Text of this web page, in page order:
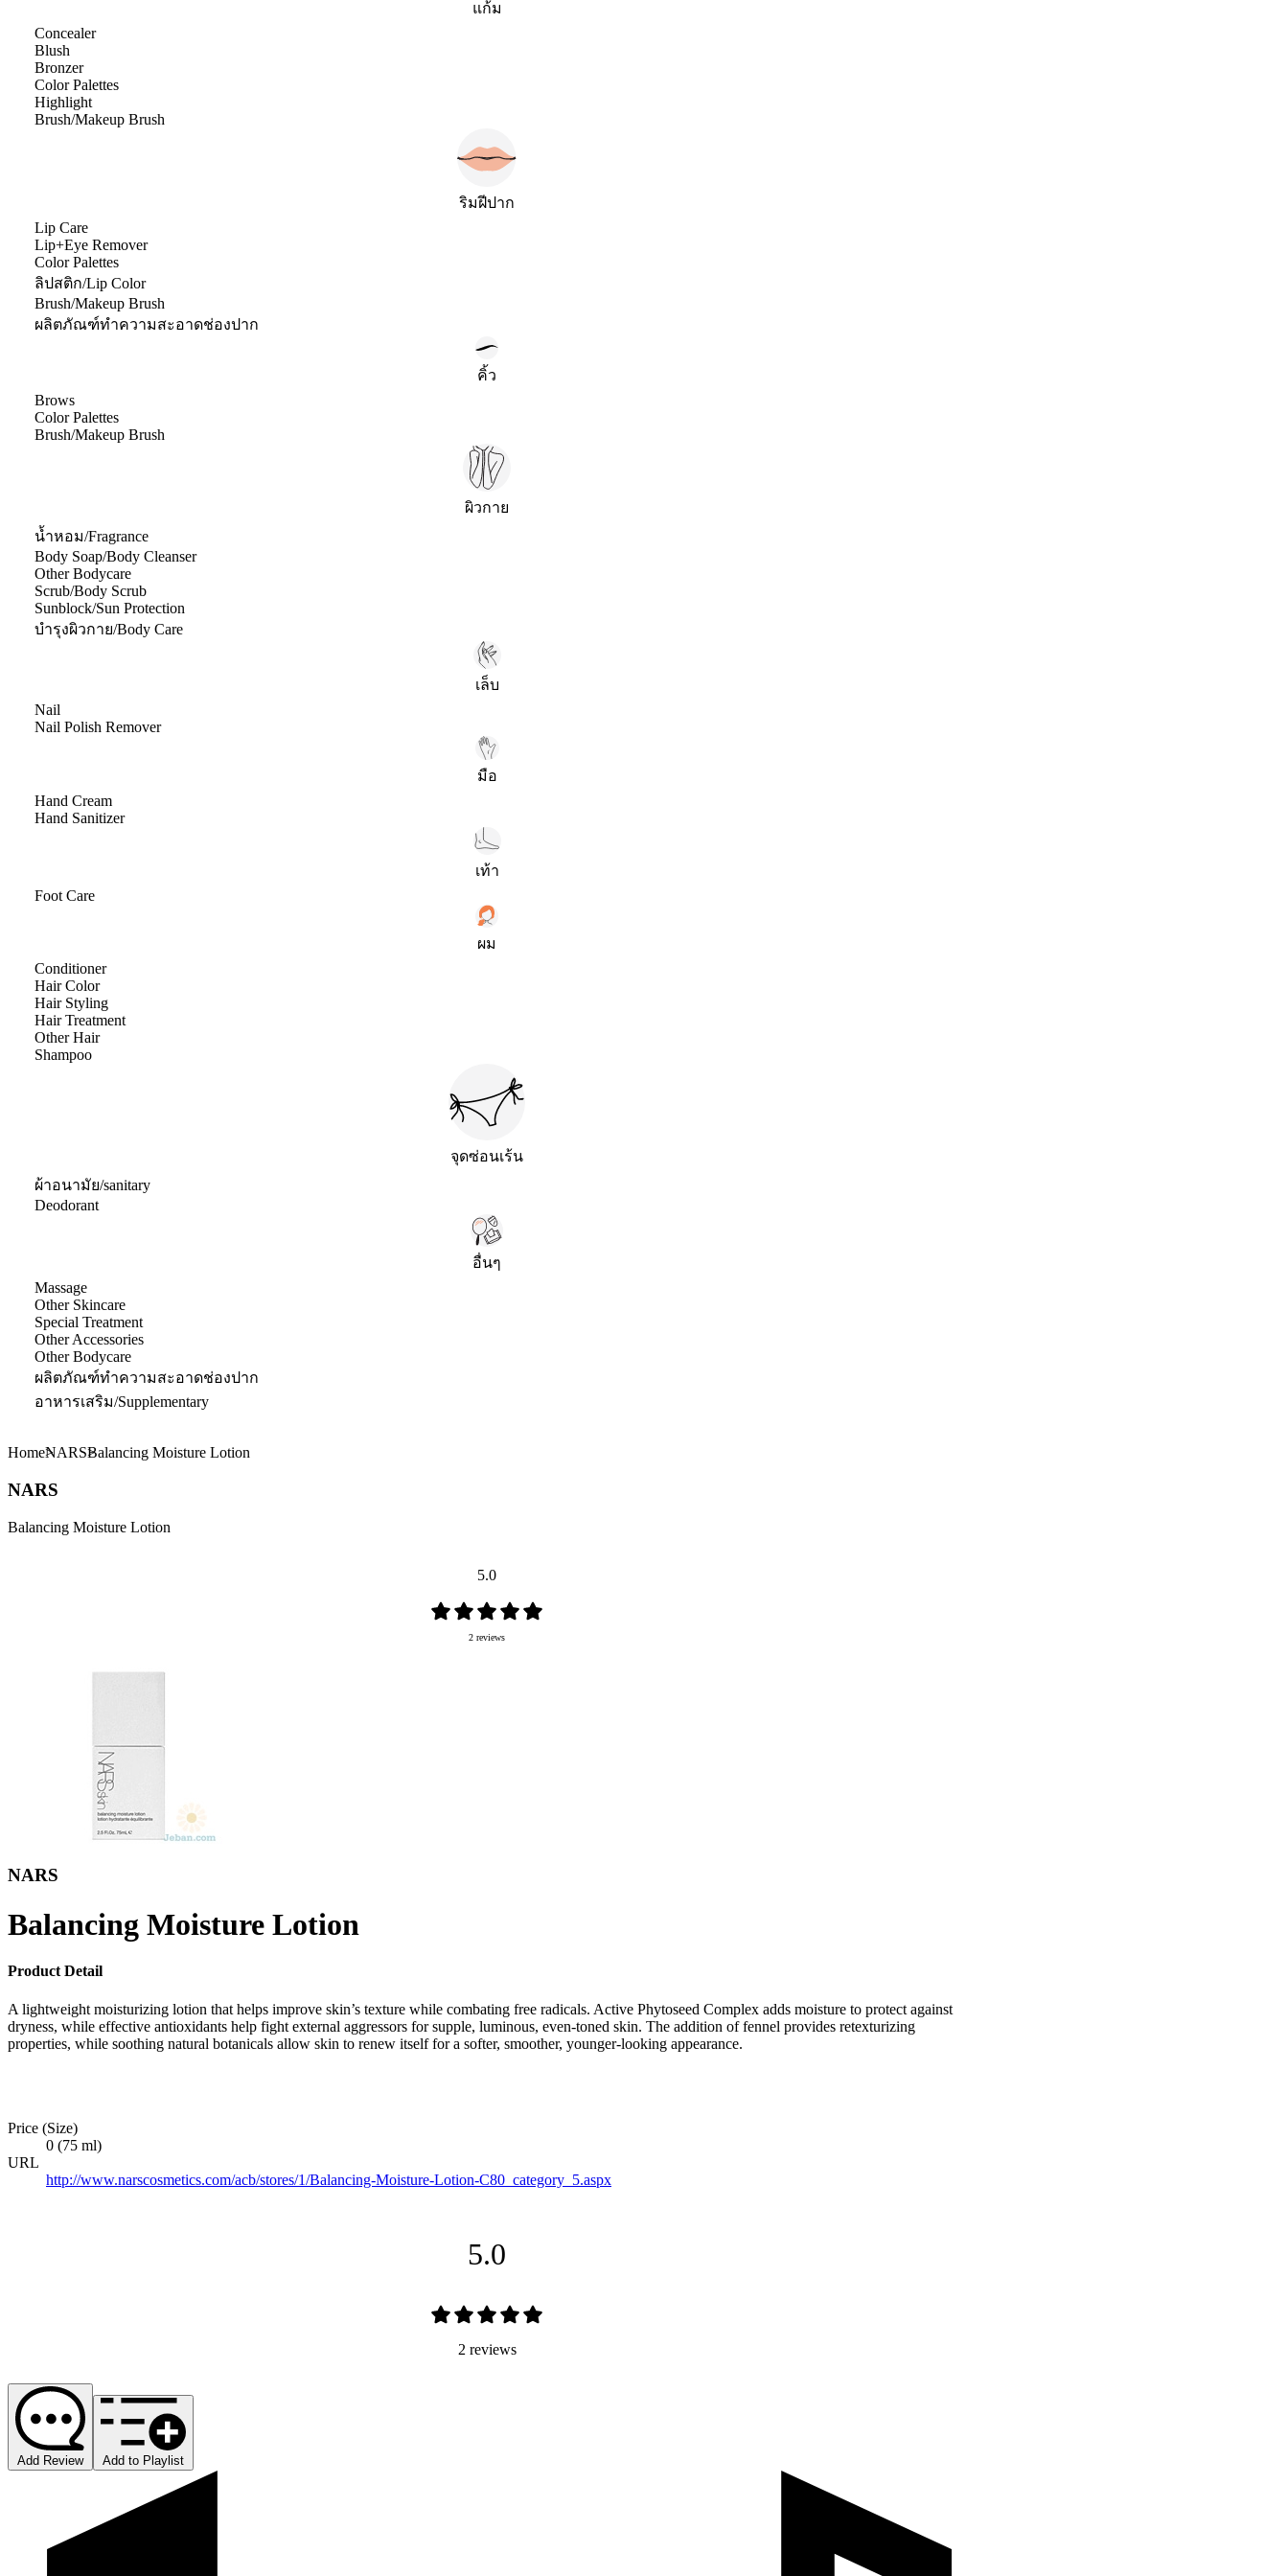
แก้ม
Concealer
Blush
Bronzer
Color Palettes
Highlight
Brush/Makeup Brush
ริมฝีปาก
Lip Care
Lip+Eye Remover
Color Palettes
ลิปสติก/Lip Color
Brush/Makeup Brush
ผลิตภัณฑ์ทำความสะอาดช่องปาก
คิ้ว
Brows
Color Palettes
Brush/Makeup Brush
ผิวกาย
น้ำหอม/Fragrance
Body Soap/Body Cleanser
Other Bodycare
Scrub/Body Scrub
Sunblock/Sun Protection
บำรุงผิวกาย/Body Care
เล็บ
Nail
Nail Polish Remover
มือ
Hand Cream
Hand Sanitizer
เท้า
Foot Care
ผม
Conditioner
Hair Color
Hair Styling
Hair Treatment
Other Hair
Shampoo
จุดซ่อนเร้น
ผ้าอนามัย/sanitary
Deodorant
อื่นๆ
Massage
Other Skincare
Special Treatment
Other Accessories
Other Bodycare
ผลิตภัณฑ์ทำความสะอาดช่องปาก
อาหารเสริม/Supplementary
HomeNARSBalancing Moisture Lotion
NARS
Balancing Moisture Lotion
5.0
2 reviews
NARS
Balancing Moisture Lotion
Product Detail
A lightweight moisturizing lotion that helps improve skin’s texture while combating free radicals. Active Phytoseed Complex adds moisture to protect against
dryness, while effective antioxidants help fight external aggressors for supple, luminous, even-toned skin. The addition of fennel provides retexturizing
properties, while soothing natural botanicals allow skin to renew itself for a softer, smoother, younger-looking appearance.
Price (Size)
0 (75 ml)
URL
http://www.narscosmetics.com/acb/stores/1/Balancing-Moisture-Lotion-C80_category_5.aspx
5.0
2 reviews
Add Review Add to Playlist